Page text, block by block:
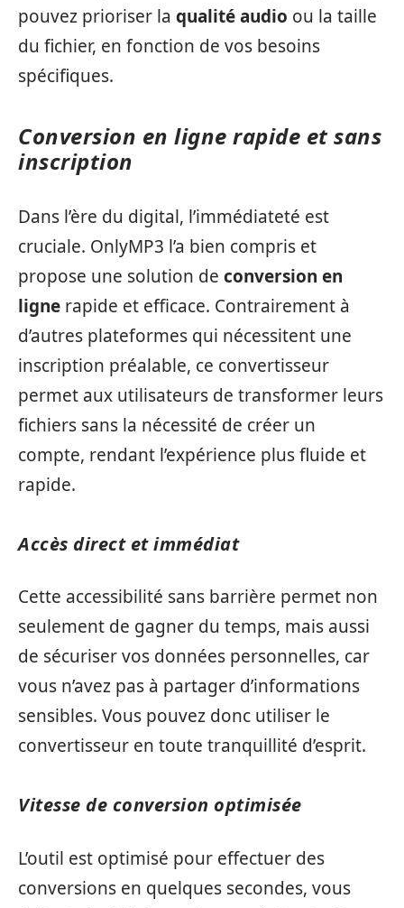
pouvez prioriser la qualité audio ou la taille
du fichier, en fonction de vos besoins
spécifiques.
Conversion en ligne rapide et sans
inscription
Dans l’ère du digital, l’immédiateté est
cruciale. OnlyMP3 l’a bien compris et
propose une solution de conversion en
ligne rapide et efficace. Contrairement à
d’autres plateformes qui nécessitent une
inscription préalable, ce convertisseur
permet aux utilisateurs de transformer leurs
fichiers sans la nécessité de créer un
compte, rendant l’expérience plus fluide et
rapide.
Accès direct et immédiat
Cette accessibilité sans barrière permet non
seulement de gagner du temps, mais aussi
de sécuriser vos données personnelles, car
vous n’avez pas à partager d’informations
sensibles. Vous pouvez donc utiliser le
convertisseur en toute tranquillité d’esprit.
Vitesse de conversion optimisée
L’outil est optimisé pour effectuer des
conversions en quelques secondes, vous